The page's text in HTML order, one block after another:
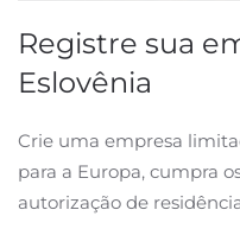
Registre sua
Eslovênia
Crie uma empresa
para a Europa, cumpra
autorização de